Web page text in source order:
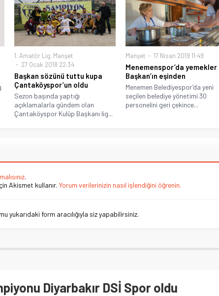
1. Amatör Lig, Manşet
27 Ocak 2018 22:34
Başkan sözünü tuttu kupa
Çantaköyspor’un oldu
Sezon başında yaptığı
açıklamalarla gündem olan
Çantaköyspor Kulüp Başkanı lig...
Manşet 17 Nisan 2019 11:49
Menemenspor’da yemekler
Başkan’ın eşinden
Menemen Belediyespor’da yeni
seçilen belediye yönetimi 30
personelini geri çekince...
.
Akismet kullanır. Yorum verilerinizin nasıl işlendiğini öğrenin.
yukarıdaki form aracılığıyla siz yapabilirsiniz.
Diyarbakır DSİ Spor oldu